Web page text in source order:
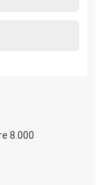
8.000